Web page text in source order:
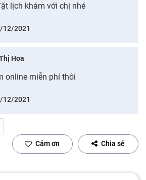
lịch khám với chị nhé
12/2021
Hoa
online miễn phí thôi
12/2021
Cảm ơn Chia sẻ